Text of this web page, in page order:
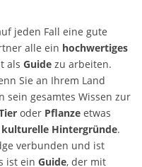
jeden Fall eine gute
alle ein hochwertiges
als Guidezu arbeiten.
Sie an Ihrem Land
gesamtes Wissen zur
oder Pflanzeetwas
kulturelle Hintergründe.
verbunden und ist
ist ein Guide, der mit